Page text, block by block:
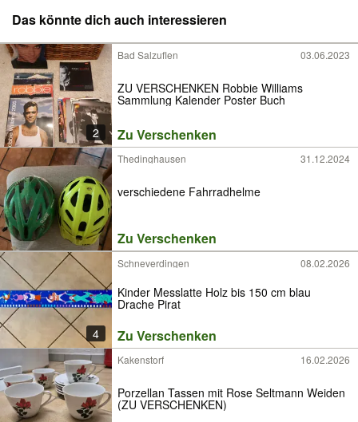
Das könnte dich auch interessieren
2
Bad Salzuflen 03.06.2023
ZU VERSCHENKEN Robbie Williams
Sammlung Kalender Poster Buch
Zu Verschenken
Thedinghausen 31.12.2024
verschiedene Fahrradhelme
Zu Verschenken
4
Schneverdingen 08.02.2026
Kinder Messlatte Holz bis 150 cm blau
Drache Pirat
Zu Verschenken
Kakenstorf 16.02.2026
Porzellan Tassen mit Rose Seltmann Weiden
(ZU VERSCHENKEN)